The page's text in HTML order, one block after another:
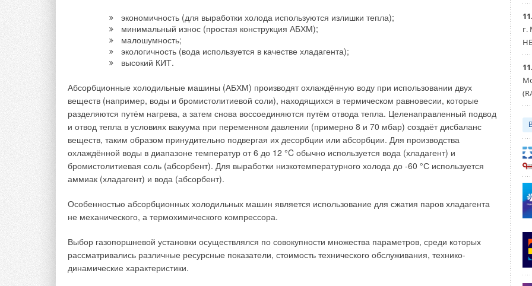
экономичность (для выработки холода используются излишки тепла);
минимальный износ (простая конструкция АБХМ);
малошумность;
экологичность (вода используется в качестве хладагента);
высокий КИТ.
Абсорбционные холодильные машины (АБХМ) производят охлаждённую воду при использовании двух
веществ (например, воды и бромистолитиевой соли), находящихся в термическом равновесии, которые
разделяются путём нагрева, а затем снова воссоединяются путём отвода тепла. Целенаправленный подвод
и отвод тепла в условиях вакуума при переменном давлении (примерно 8 и 70 мбар) создаёт дисбаланс
веществ, таким образом принудительно подвергая их десорбции или абсорбции. Для производства
охлаждённой воды в диапазоне температур от 6 до 12 °C обычно используется вода (хладагент) и
бромистолитиевая соль (абсорбент). Для выработки низкотемпературного холода до -60 °С используется
аммиак (хладагент) и вода (абсорбент).
Особенностью абсорбционных холодильных машин является использование для сжатия паров хладагента
не механического, а термохимического компрессора.
Выбор газопоршневой установки осуществлялся по совокупности множества параметров, среди которых
рассматривались различные ресурсные показатели, стоимость технического обслуживания, технико-
динамические характеристики.
г.
нового инновационного продукта.
ЖУРНАЛ СОК ФЕВРАЛЬ 2026
→ Инновации NAVIEN – напольный конденсационный котёл серии NFB700
ЖУРНАЛ СОК ЯНВАРЬ 2026
→
Современные решения с конденсационными котлами для каскадных котельных
в «Русской Европе»
→ Концерн NAVIEN. Проверка на прочность пройдена
ЖУРНАЛ СОК ФЕВРАЛЬ 2021
→ Отопление на высоте
ЖУРНАЛ СОК ДЕКАБРЬ 2020
Комментарии